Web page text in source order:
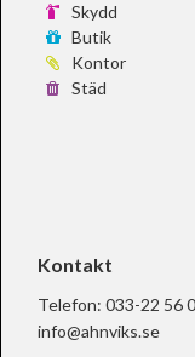
Skydd
Butik
Kontor
Städ
Kontakt
Telefon: 033-22 56
info@ahnviks.se